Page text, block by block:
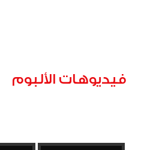
فيديوهات الألبوم